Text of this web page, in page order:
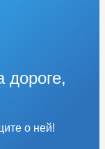
дороге,
о ней!